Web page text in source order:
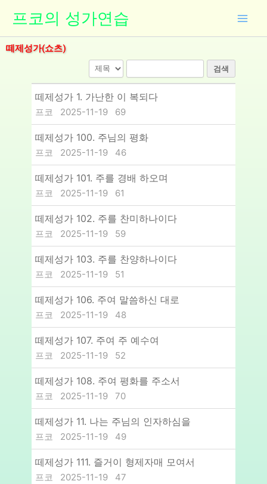
츠
로
프코의 성가연습
떼제성가(쇼츠)
검색
떼제성가 1. 가난한 이 복되다
프코 2025-11-19 69
떼제성가 100. 주님의 평화
프코 2025-11-19 46
떼제성가 101. 주를 경배 하오며
프코 2025-11-19 61
떼제성가 102. 주를 찬미하나이다
프코 2025-11-19 59
떼제성가 103. 주를 찬양하나이다
프코 2025-11-19 51
떼제성가 106. 주여 말씀하신 대로
프코 2025-11-19 48
떼제성가 107. 주여 주 예수여
프코 2025-11-19 52
떼제성가 108. 주여 평화를 주소서
프코 2025-11-19 70
떼제성가 11. 나는 주님의 인자하심을
프코 2025-11-19 49
떼제성가 111. 즐거이 형제자매 모여서
프코 2025-11-19 47